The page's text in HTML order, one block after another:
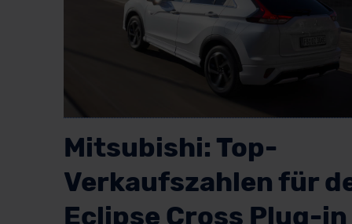
Mitsubishi: Top-
Verkaufszahlen für
Eclipse Cross Plug-in